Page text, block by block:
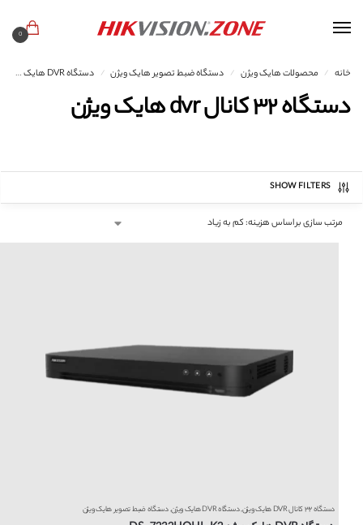
0
خانه / محصولات هایک ویژن / دستگاه ضبط تصویر هایک ویژن / دستگاه DVR هایک ویژن
دستگاه ۳۲ کانال dvr هایک ویژن
SHOW FILTERS
دستگاه ۳۲ کانال DVR هایک ویژن ,دستگاه DVR هایک ویژن ,دستگاه ضبط تصویر هایک ویژن